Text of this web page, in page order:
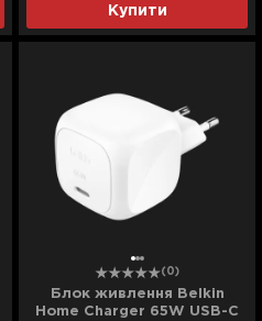
Купити
(0)
Блок живлення Belkin
Home Charger 65W USB-С